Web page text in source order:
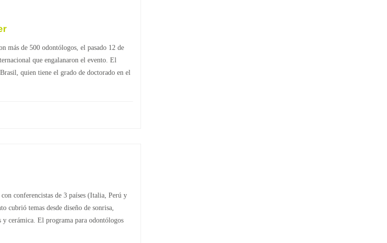
más de 500 odontólogos, el pasado 12 de
que engalanaron el evento. El
quien tiene el grado de doctorado en el
conferencistas de 3 países (Italia, Perú y
cubrió temas desde diseño de sonrisa,
y cerámica. El programa para odontólogos